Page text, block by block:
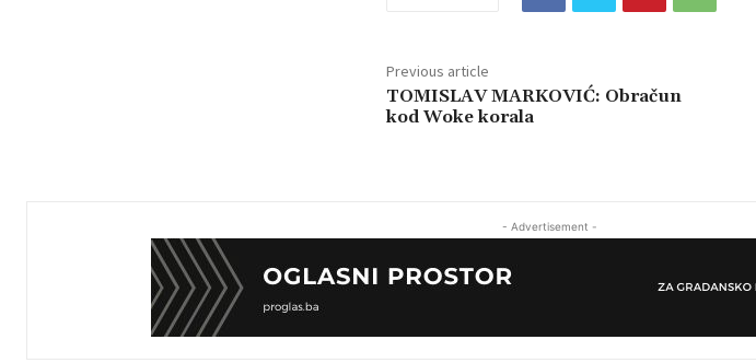
Previous article
TOMISLAV MARKOVIĆ: Obračun
kod Woke korala
- Advertisement -